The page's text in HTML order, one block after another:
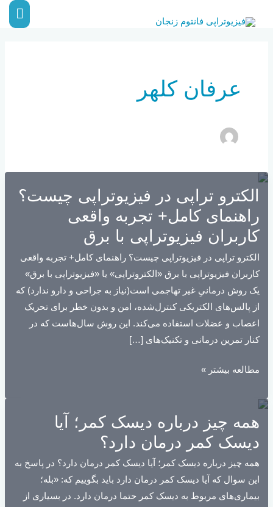
عرفان کلهر
الکترو تراپی در فیزیوتراپی چیست؟
راهنمای کامل+ تجربه واقعی
کاربران فیزیوتراپی با برق
الکترو تراپی در فیزیوتراپی چیست؟ راهنمای کامل+ تجربه واقعی
کاربران فیزیوتراپی با برق «الکتروتراپی» یا «فیزیوتراپی با برق»
یک روش درمانیِ غیر تهاجمی است(نیاز به جراحی و دارو ندارد) که
از پالس‌های الکتریکی کنترل‌شده، امن و بدون خطر برای تحریک
اعصاب و عضلات استفاده می‌کند. این روش سال‌هاست که در
کنار تمرین‌ درمانی و تکنیک‌های […]
الکترو
در
فیزیوتراپی
چیست؟
راهنمای
کامل+
تجربه
واقعی
مطالعه بیشتر »
همه چیز درباره دیسک کمر؛ آیا
دیسک کمر درمان دارد؟
همه چیز درباره دیسک کمر؛ آیا دیسک کمر درمان دارد؟ در پاسخ به
این سوال که آیا دیسک کمر درمان دارد باید بگوییم که: «بله؛
بیماری‌های مربوط به دیسک کمر حتما درمان دارد. در بسیاری از